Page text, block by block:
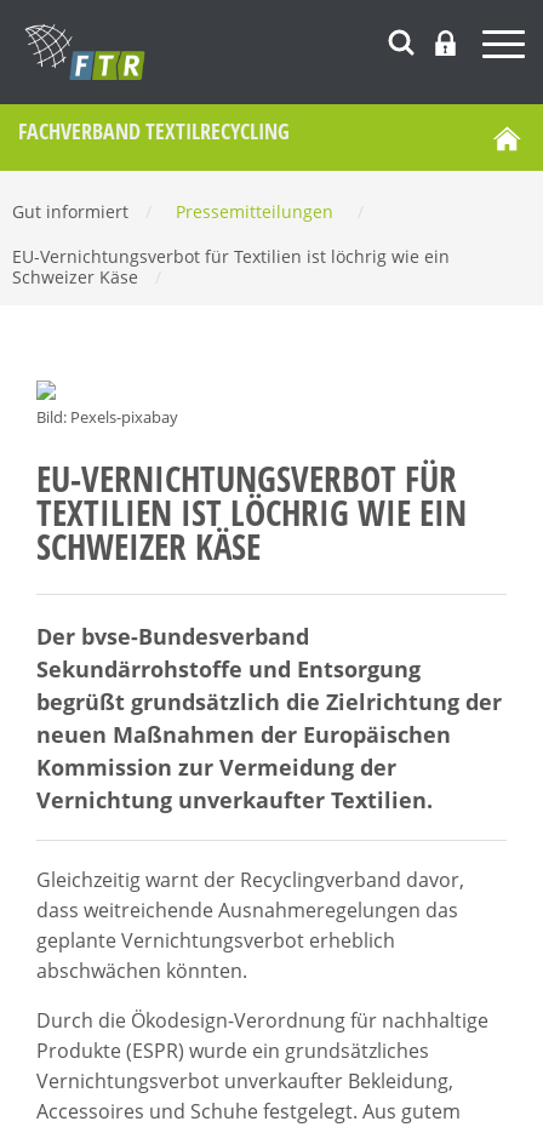
FACHVERBAND TEXTILRECYCLING
Gut informiert Pressemitteilungen
EU-Vernichtungsverbot für Textilien ist löchrig wie ein
Schweizer Käse
Bild: Pexels-pixabay
EU-VERNICHTUNGSVERBOT FÜR
TEXTILIEN IST LÖCHRIG WIE EIN
SCHWEIZER KÄSE
Der bvse-Bundesverband
Sekundärrohstoffe und Entsorgung
begrüßt grundsätzlich die Zielrichtung der
neuen Maßnahmen der Europäischen
Kommission zur Vermeidung der
Vernichtung unverkaufter Textilien.
Gleichzeitig warnt der Recyclingverband davor,
dass weitreichende Ausnahmeregelungen das
geplante Vernichtungsverbot erheblich
abschwächen könnten.
Durch die Ökodesign-Verordnung für nachhaltige
Produkte (ESPR) wurde ein grundsätzliches
Vernichtungsverbot unverkaufter Bekleidung,
Accessoires und Schuhe festgelegt. Aus gutem